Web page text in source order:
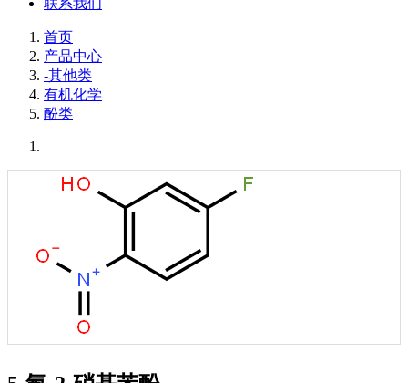
联系我们
首页
产品中心
-其他类
有机化学
酚类